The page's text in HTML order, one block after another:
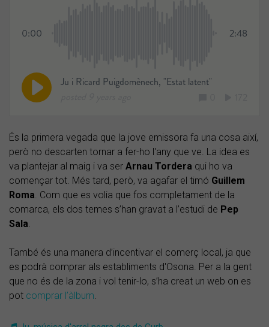
És la primera vegada que la jove emissora fa una cosa així,
però no descarten tornar a fer-ho l'any que ve. La idea es
va plantejar al maig i va ser Arnau Tordera qui ho va
començar tot. Més tard, però, va agafar el timó Guillem
Roma. Com que es volia que fos completament de la
comarca, els dos temes s’han gravat a l’estudi de Pep
Sala.
També és una manera d’incentivar el comerç local, ja que
es podrà comprar als establiments d'Osona. Per a la gent
que no és de la zona i vol tenir-lo, s’ha creat un web on es
pot comprar l’àlbum.